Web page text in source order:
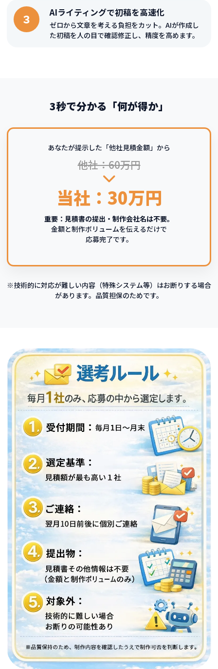
３ AIライティングで初稿を高速化
ゼロから文章を考える負担をカット。AIが作成し
た初稿を人の目で確認修正し、精度を高めます。
3秒で分かる「何が得か」
あなたが提示した「他社見積金額」から
他社：60万円
当社：30万円
重要：見積書の提出・制作会社名は不要。
金額と制作ボリュームを伝えるだけで
応募完了です。
※技術的に対応が難しい内容（特殊システム等）はお断りする場合
があります。品質担保のためです。